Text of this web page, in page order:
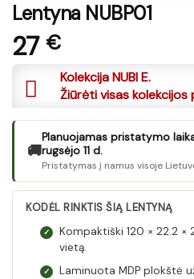
Lentyna NUBP01
27 €
Kolekcija NUBI E.
Žiūrėti visas kolekcijos
🚚
Planuojamas pristatymo
rugsėjo 11 d.
Pristatymas į namus visoje
KODĖL RINKTIS ŠIĄ LENTYNĄ
✓
Kompaktiški 120 × 22.2
vietą.
✓
Laminuota MDP plokštė